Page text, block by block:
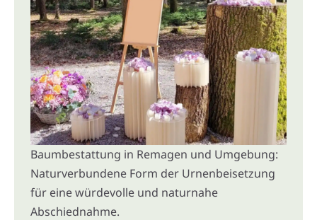
Baumbestattung in Remagen und Umgebung:
Naturverbundene Form der Urnenbeisetzung
für eine würdevolle und naturnahe
Abschiednahme.